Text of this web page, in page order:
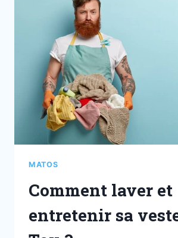
MATOS
Comment laver et
entretenir sa